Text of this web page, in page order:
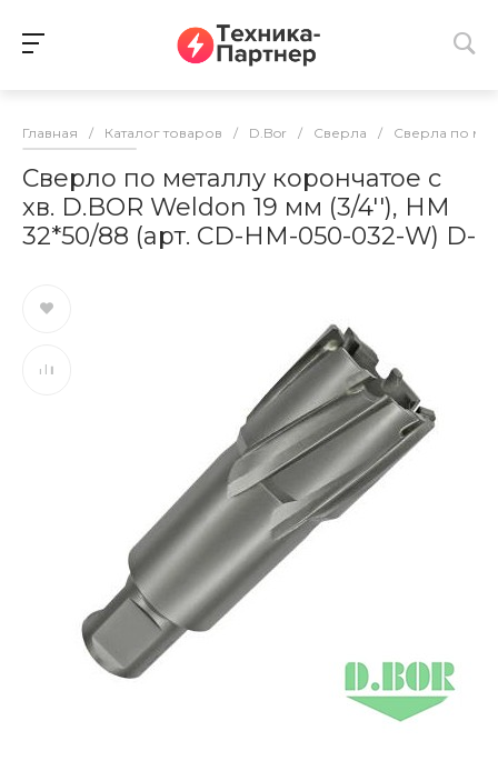
Главная / Каталог товаров / D.Bor / Сверла / Сверла по
Сверло по металлу корончатое с
хв. D.BOR Weldon 19 мм (3/4''), HM
32*50/88 (арт. CD-HM-050-032-W) D-